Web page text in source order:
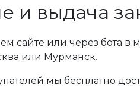
и выдача
сайте или через бота в
или Мурманск.
мы бесплатно